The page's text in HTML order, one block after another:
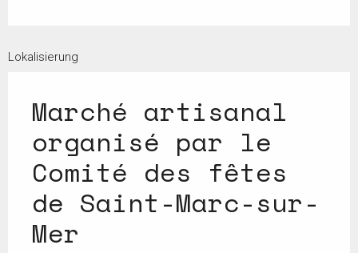
Lokalisierung
Marché artisanal
organisé par le
Comité des fêtes
de Saint-Marc-sur-
Mer